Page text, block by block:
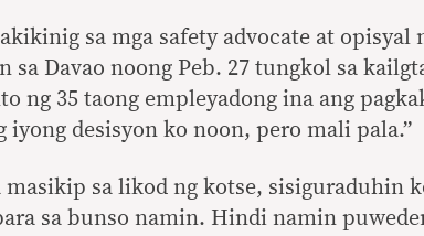
sa mga safety advocate at opisyal
sa Davao noong Peb. 27 tungkol sa
ng 35 taong empleyadong ina ang
iyong desisyon ko noon, pero mali pala.”
masikip sa likod ng kotse, sisiguraduhin
sa bunso namin. Hindi namin